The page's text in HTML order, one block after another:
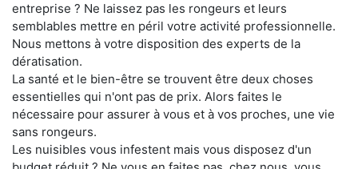
entreprise ? Ne laissez pas les rongeurs et leurs
semblables mettre en péril votre activité professionnelle.
Nous mettons à votre disposition des experts de la
dératisation.
La santé et le bien-être se trouvent être deux choses
essentielles qui n'ont pas de prix. Alors faites le
nécessaire pour assurer à vous et à vos proches, une vie
sans rongeurs.
Les nuisibles vous infestent mais vous disposez d'un